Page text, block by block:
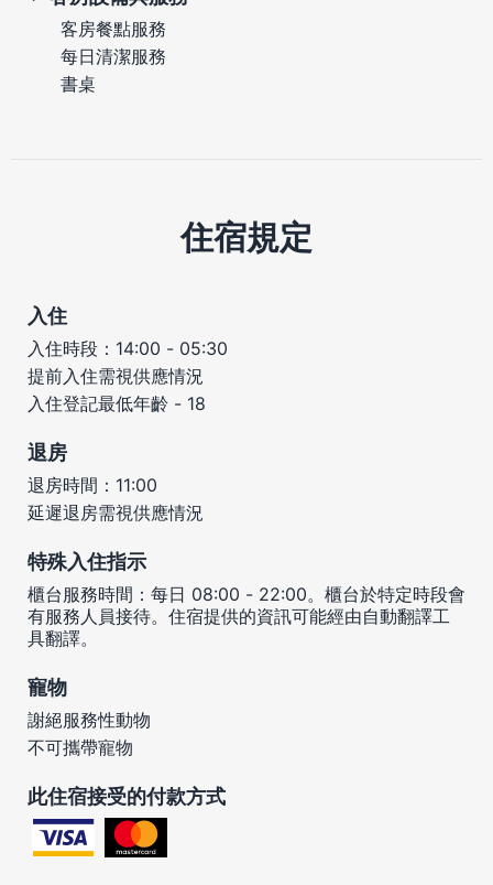
客房餐點服務
每日清潔服務
書桌
住宿規定
入住
入住時段：14:00 - 05:30
提前入住需視供應情況
入住登記最低年齡 - 18
退房
退房時間：11:00
延遲退房需視供應情況
特殊入住指示
櫃台服務時間：每日 08:00 - 22:00。櫃台於特定時段會
有服務人員接待。住宿提供的資訊可能經由自動翻譯工
具翻譯。
寵物
謝絕服務性動物
不可攜帶寵物
此住宿接受的付款方式